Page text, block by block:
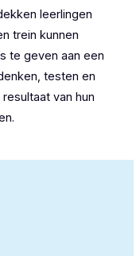
leerlingen
trein kunnen
te geven aan een
testen en
van hun